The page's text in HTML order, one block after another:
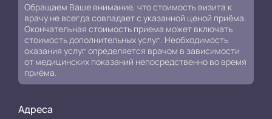
Обращаем Ваше внимание, что стоимость визита к
врачу не всегда совпадает с указанной ценой приёма.
Окончательная стоимость приема может включать
стоимость дополнительных услуг. Необходимость
оказания услуг определяется врачом в зависимости
от медицинских показаний непосредственно во время
приёма.
Адреса